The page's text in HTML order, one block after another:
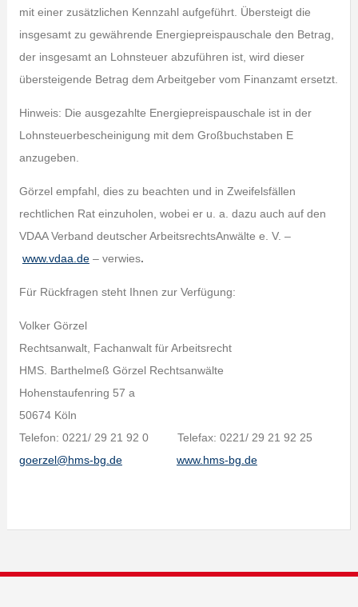
mit einer zusätzlichen Kennzahl aufgeführt. Übersteigt die
insgesamt zu gewährende Energiepreispauschale den Betrag,
der insgesamt an Lohnsteuer abzuführen ist, wird dieser
übersteigende Betrag dem Arbeitgeber vom Finanzamt ersetzt.
Hinweis: Die ausgezahlte Energiepreispauschale ist in der
Lohnsteuerbescheinigung mit dem Großbuchstaben E
anzugeben.
Görzel empfahl, dies zu beachten und in Zweifelsfällen
rechtlichen Rat einzuholen, wobei er u. a. dazu auch auf den
VDAA Verband deutscher ArbeitsrechtsAnwälte e. V. –
www.vdaa.de– verwies.
Für Rückfragen steht Ihnen zur Verfügung:
Volker Görzel
Rechtsanwalt, Fachanwalt für Arbeitsrecht
HMS. Barthelmeß Görzel Rechtsanwälte
Hohenstaufenring 57 a
50674 Köln
Telefon: 0221/ 29 21 92 0 Telefax: 0221/ 29 21 92 25
goerzel@hms-bg.de
www.hms-bg.de